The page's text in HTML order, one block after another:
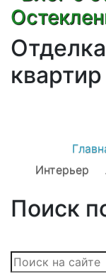
Интерьер
Поиск